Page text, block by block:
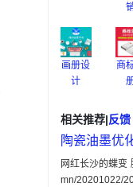
画册设
计
商
相关推荐|反馈
陶瓷油墨优
网红长沙的蝶变
mn/20201022/